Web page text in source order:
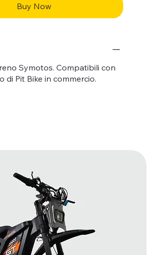
Buy Now
Symotos. Compatibili con
di Pit Bike in commercio.